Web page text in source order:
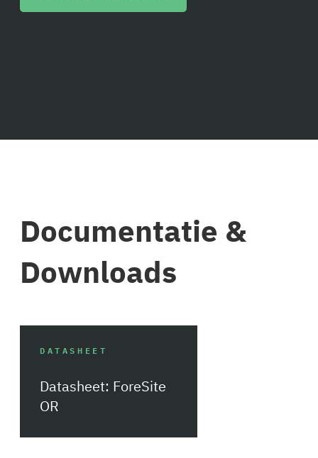
Documentatie &
Downloads
DATASHEET
Datasheet: ForeSite
OR